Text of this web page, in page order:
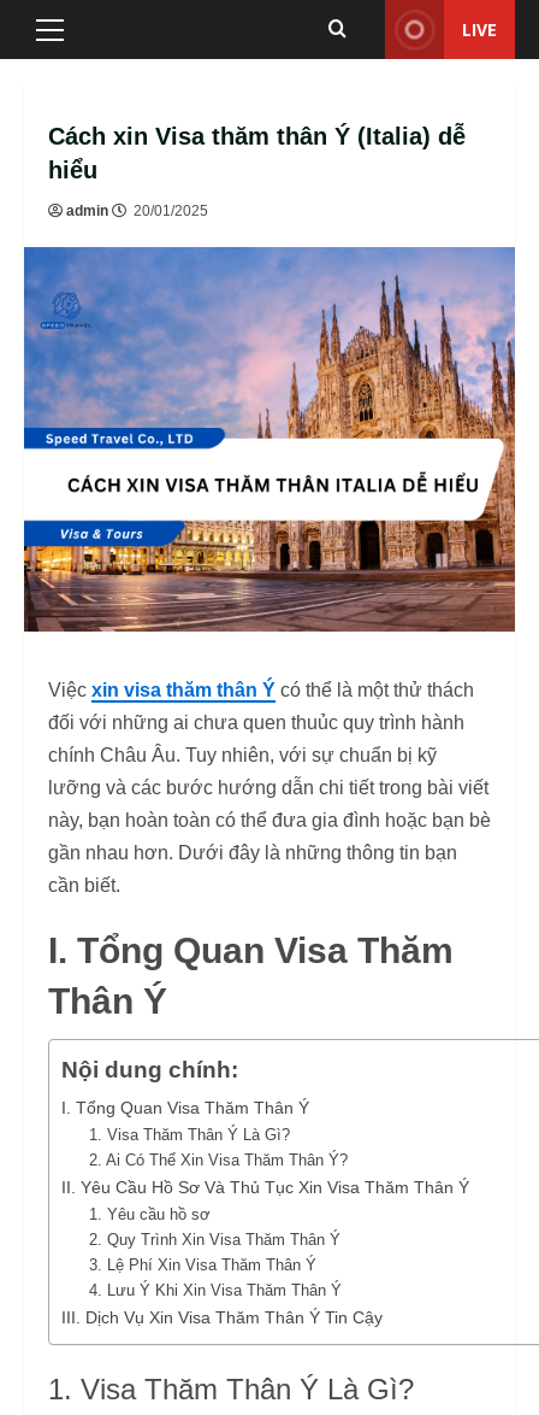
Skip
Primary
LIVE
Cách xin Visa thăm thân Ý (Italia) dễ
hiểu
admin 20/01/2025
Việc xin visa thăm thân Ý có thể là một thử thách
đối với những ai chưa quen thuủc quy trình hành
chính Châu Âu. Tuy nhiên, với sự chuẩn bị kỹ
lưỡng và các bước hướng dẫn chi tiết trong bài viết
này, bạn hoàn toàn có thể đưa gia đình hoặc bạn bè
gần nhau hơn. Dưới đây là những thông tin bạn
cần biết.
I. Tổng Quan Visa Thăm
Thân Ý
Nội dung chính:
I. Tổng Quan Visa Thăm Thân Ý
1. Visa Thăm Thân Ý Là Gì?
2. Ai Có Thể Xin Visa Thăm Thân Ý?
II. Yêu Cầu Hồ Sơ Và Thủ Tục Xin Visa Thăm Thân Ý
1. Yêu cầu hồ sơ
2. Quy Trình Xin Visa Thăm Thân Ý
3. Lệ Phí Xin Visa Thăm Thân Ý
4. Lưu Ý Khi Xin Visa Thăm Thân Ý
III. Dịch Vụ Xin Visa Thăm Thân Ý Tin Cậy
1. Visa Thăm Thân Ý Là Gì?